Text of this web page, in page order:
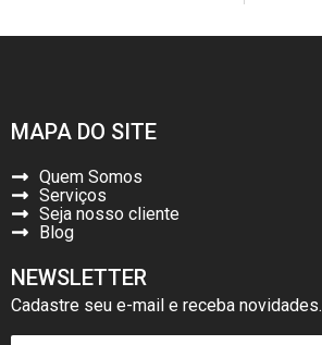
MAPA DO SITE
Quem Somos
Serviços
Seja nosso cliente
Blog
NEWSLETTER
Cadastre seu e-mail e receba novidades.